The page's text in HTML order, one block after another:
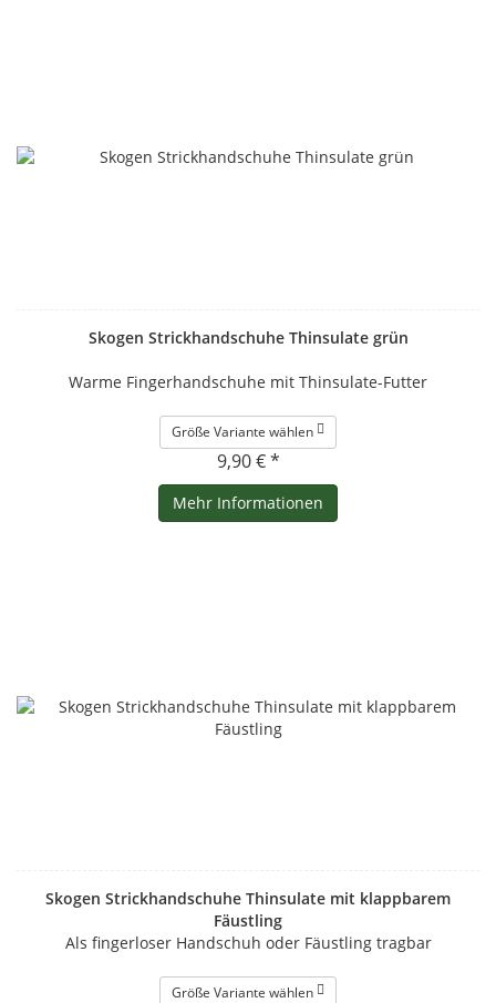
Skogen Strickhandschuhe Thinsulate grün
Warme Fingerhandschuhe mit Thinsulate-Futter
Größe Variante wählen
9,90 € *
Mehr Informationen
Skogen Strickhandschuhe Thinsulate mit klappbarem
Fäustling
Als fingerloser Handschuh oder Fäustling tragbar
Größe Variante wählen